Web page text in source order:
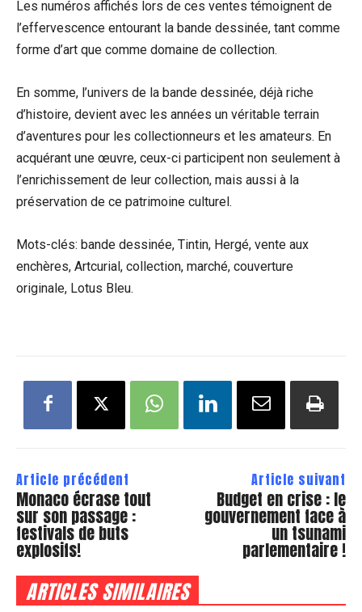
Les numéros affichés lors de ces ventes témoignent de
l’effervescence entourant la bande dessinée, tant comme
forme d’art que comme domaine de collection.
En somme, l’univers de la bande dessinée, déjà riche
d’histoire, devient avec les années un véritable terrain
d’aventures pour les collectionneurs et les amateurs. En
acquérant une œuvre, ceux-ci participent non seulement à
l’enrichissement de leur collection, mais aussi à la
préservation de ce patrimoine culturel.
Mots-clés: bande dessinée, Tintin, Hergé, vente aux
enchères, Artcurial, collection, marché, couverture
originale, Lotus Bleu.
Article précédent
Monaco écrase tout
sur son passage :
festivals de buts
explosifs!
Article suivant
Budget en crise : le
gouvernement face à
un tsunami
parlementaire !
ARTICLES SIMILAIRES